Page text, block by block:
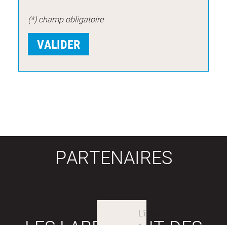
(*) champ obligatoire
PARTENAIRES